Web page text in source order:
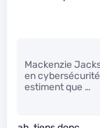
Mackenzie
en
estiment que …